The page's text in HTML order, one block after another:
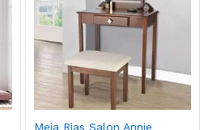
Meja Rias Salon Annie